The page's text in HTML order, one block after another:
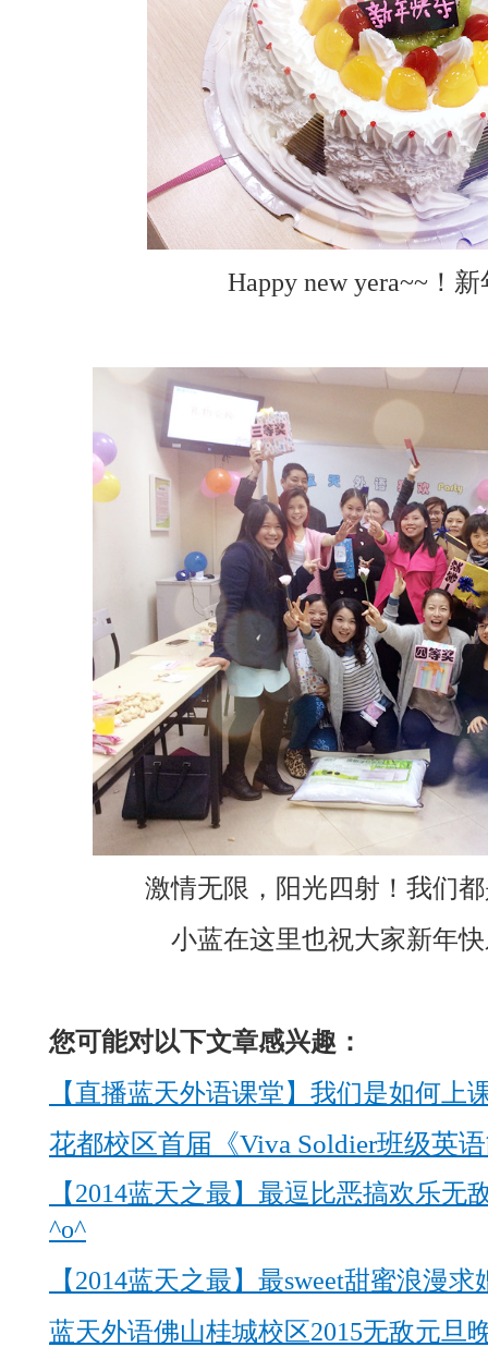
Happy new yera~~！
激情无限，阳光四射！我们
小蓝在这里也祝大家新年
您可能对以下文章感兴趣：
【直播蓝天外语课堂】我们是如何上
花都校区首届《Viva Soldier班级英
【2014蓝天之最】最逗比恶搞欢乐无
^o^
【2014蓝天之最】最sweet甜蜜浪漫
蓝天外语佛山桂城校区2015无敌元旦